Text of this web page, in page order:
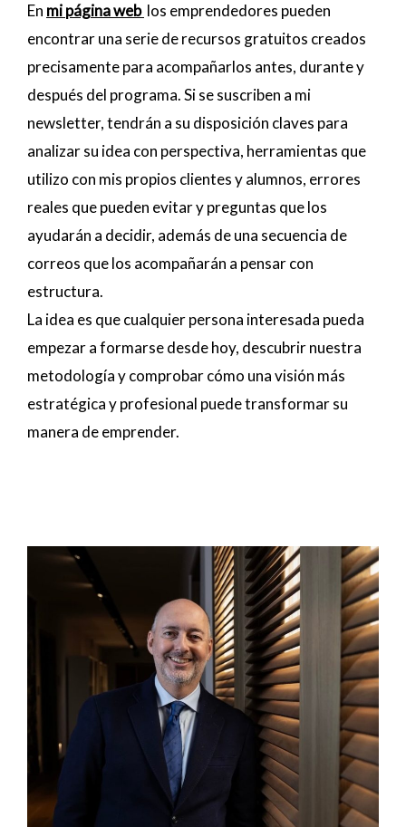
En mi página web los emprendedores pueden
encontrar una serie de recursos gratuitos creados
precisamente para acompañarlos antes, durante y
después del programa. Si se suscriben a mi
newsletter, tendrán a su disposición claves para
analizar su idea con perspectiva, herramientas que
utilizo con mis propios clientes y alumnos, errores
reales que pueden evitar y preguntas que los
ayudarán a decidir, además de una secuencia de
correos que los acompañarán a pensar con
estructura.
La idea es que cualquier persona interesada pueda
empezar a formarse desde hoy, descubrir nuestra
metodología y comprobar cómo una visión más
estratégica y profesional puede transformar su
manera de emprender.